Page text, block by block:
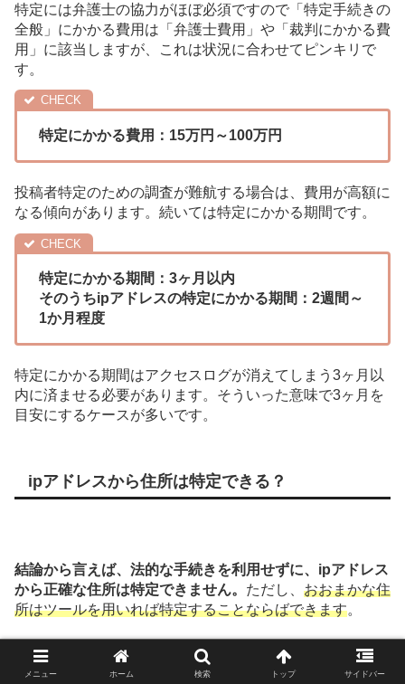
特定には弁護士の協力がほぼ必須ですので「特定手続きの
全般」にかかる費用は「弁護士費用」や「裁判にかかる費
用」に該当しますが、これは状況に合わせてピンキリで
す。
特定にかかる費用：15万円～100万円
投稿者特定のための調査が難航する場合は、費用が高額に
なる傾向があります。続いては特定にかかる期間です。
特定にかかる期間：3ヶ月以内
そのうちipアドレスの特定にかかる期間：2週間～
1か月程度
特定にかかる期間はアクセスログが消えてしまう3ヶ月以
内に済ませる必要があります。そういった意味で3ヶ月を
目安にするケースが多いです。
ipアドレスから住所は特定できる？
結論から言えば、法的な手続きを利用せずに、ipアドレス
から正確な住所は特定できません。 ただし、 おおまかな住
所はツールを用いれば特定することならばできます。
ipアドレスから住所を特定できるツールは以下の通りで
す。
メニュー ホーム 検索 トップ サイドバー